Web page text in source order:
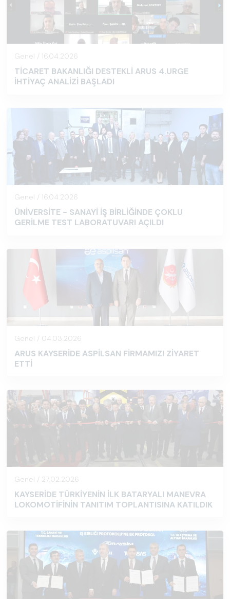
Genel / 16.04.2026
TİCARET BAKANLIĞI DESTEKLİ ARUS 4.URGE
İHTİYAÇ ANALİZİ BAŞLADI
Genel / 16.04.2026
ÜNİVERSİTE - SANAYİ İŞ BİRLİĞİNDE ÇOKLU
GERİLME TEST LABORATUVARI AÇILDI
Genel / 04.03.2026
ARUS KAYSERİDE ASPİLSAN FİRMAMIZI ZİYARET
ETTİ
Genel / 27.02.2026
KAYSERİDE TÜRKİYENİN İLK BATARYALI MANEVRA
LOKOMOTİFİNİN TANITIM TOPLANTISINA KATILDIK